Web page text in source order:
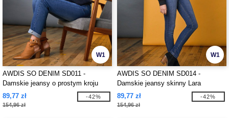
W1
AWDIS SO DENIM SD011 -
Damskie jeansy o prostym kroju
Katy
89,77 zł
154,96 zł
-42%
W1
AWDIS SO DENIM SD014 -
Damskie jeansy skinny Lara
89,77 zł
154,96 zł
-42%